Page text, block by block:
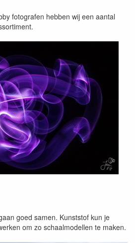
fotografen hebben wij een aantal
goed samen. Kunststof kun je
om zo schaalmodellen te maken.